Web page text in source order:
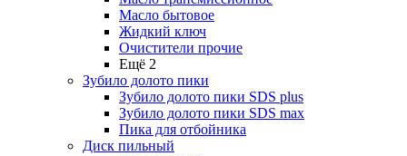
Масло бытовое
Жидкий ключ
Очистители прочие
Ещё 2
Зубило долото пики
Зубило долото пики SDS plus
Зубило долото пики SDS max
Пика для отбойника
Диск пильный